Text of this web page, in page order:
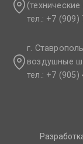
(технические
тел.: +7 (909)
г.
воздушные
тел.: +7 (905)